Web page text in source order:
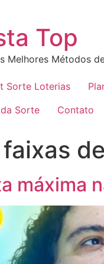
Top
Melhores Métodos
Sorte Loterias
Sorte
Contato
faixas
máxima